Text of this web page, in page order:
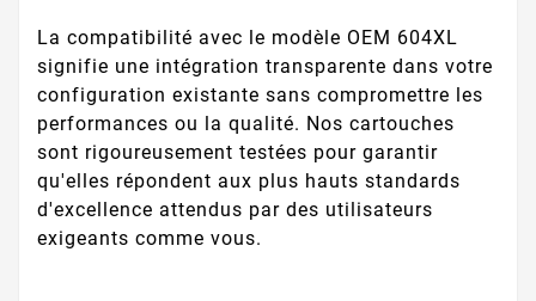
La compatibilité avec le modèle OEM 604XL
signifie une intégration transparente dans votre
configuration existante sans compromettre les
performances ou la qualité. Nos cartouches
sont rigoureusement testées pour garantir
qu'elles répondent aux plus hauts standards
d'excellence attendus par des utilisateurs
exigeants comme vous.